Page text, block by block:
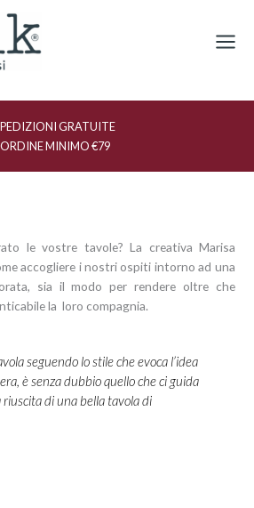
GRATUITE
ORDINE MINIMO €79
le vostre tavole? La creativa Marisa
accogliere i nostri ospiti intorno ad una
sia il modo per rendere oltre che
la loro compagnia.
seguendo lo stile che evoca l’idea
è senza dubbio quello che ci guida
riuscita di una bella tavola di